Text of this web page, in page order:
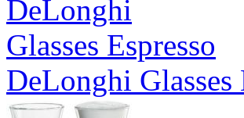
DeLonghi Glasses